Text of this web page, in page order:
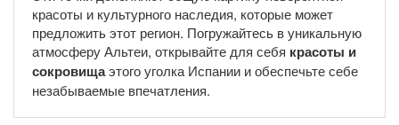
красоты и культурного наследия, которые может
предложить этот регион. Погружайтесь в уникальную
атмосферу Альтеи, открывайте для себя красоты и
сокровищаэтого уголка Испании и обеспечьте себе
незабываемые впечатления.